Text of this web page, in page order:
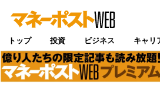
トップ 投資 ビジネス キャリ